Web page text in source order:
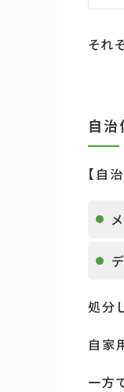
それ
自治
【自
処分
自家
一方